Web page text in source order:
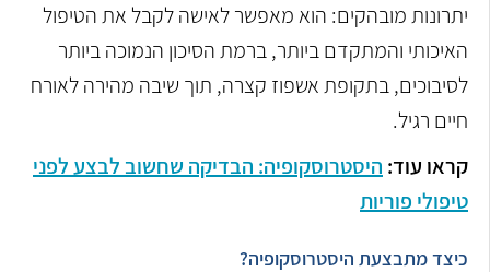
יתרונות מובהקים: הוא מאפשר לאישה לקבל את הטיפול
האיכותי והמתקדם ביותר, ברמת הסיכון הנמוכה ביותר
לסיבוכים, בתקופת אשפוז קצרה, תוך שיבה מהירה לאורח
חיים רגיל.
קראו עוד: היסטרוסקופיה: הבדיקה שחשוב לבצע לפני
טיפולי פוריות
כיצד מתבצעת היסטרוסקופיה?